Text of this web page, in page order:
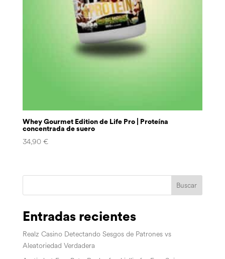
Whey Gourmet Edition de Life Pro | Proteína
concentrada de suero
34,90 €
Buscar
Entradas recientes
Realz Casino Detectando Sesgos de Patrones vs
Aleatoriedad Verdadera